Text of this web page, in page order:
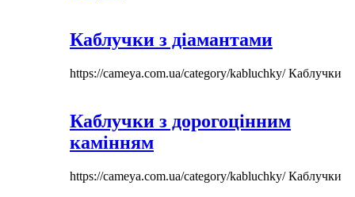
Каблучки з діамантами
https://cameya.com.ua/category/kabluchky/Каблучки
Каблучки з дорогоцінним
камінням
https://cameya.com.ua/category/kabluchky/Каблучки